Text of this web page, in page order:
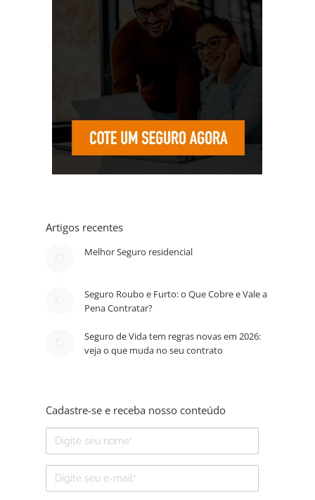
Artigos recentes
Melhor Seguro residencial
Seguro Roubo e Furto: o Que Cobre e Vale a
Pena Contratar?
Seguro de Vida tem regras novas em 2026:
veja o que muda no seu contrato
Cadastre-se e receba nosso conteúdo
Nome
mail